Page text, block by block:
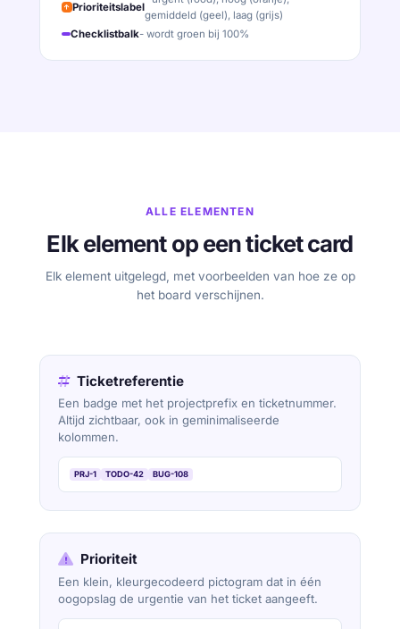
Prioriteitslabel
gemiddeld (geel), laag (grijs)
Checklistbalk- wordt groen bij 100%
ALLE ELEMENTEN
Elk element op een ticket card
Elk element uitgelegd, met voorbeelden van hoe ze op
het board verschijnen.
Ticketreferentie
Een badge met het projectprefix en ticketnummer.
Altijd zichtbaar, ook in geminimaliseerde
kolommen.
PRJ-1 TODO-42 BUG-108
Prioriteit
Een klein, kleurgecodeerd pictogram dat in één
oogopslag de urgentie van het ticket aangeeft.